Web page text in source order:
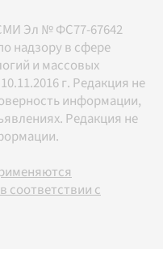
Эл № ФС77-67642
надзору в сфере
и массовых
г. Редакция не
информации,
Редакция не
соответствии с